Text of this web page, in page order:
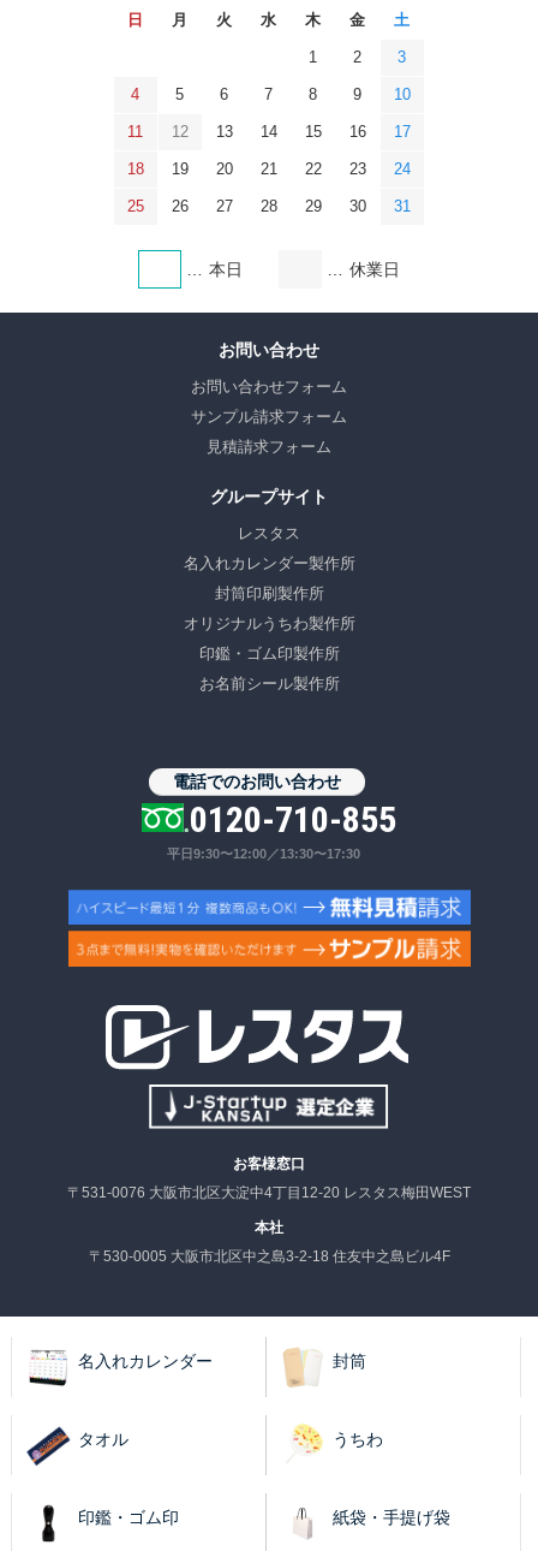
日 月 火 水 木 金 土
1 2 3
4 5 6 7 8 9 10
11 12 13 14 15 16 17
18 19 20 21 22 23 24
25 26 27 28 29 30 31
本日 休業日
お問い合わせ
お問い合わせフォーム
サンプル請求フォーム
見積請求フォーム
グループサイト
レスタス
名入れカレンダー製作所
封筒印刷製作所
オリジナルうちわ製作所
印鑑・ゴム印製作所
お名前シール製作所
電話でのお問い合わせ
0120-710-855
平日9:30〜12:00／13:30〜17:30
お客様窓口
〒531-0076 大阪市北区大淀中4丁目12-20 レスタス梅田WEST
本社
〒530-0005 大阪市北区中之島3-2-18 住友中之島ビル4F
名入れカレンダー 封筒
タオル うちわ
印鑑・ゴム印 紙袋・手提げ袋